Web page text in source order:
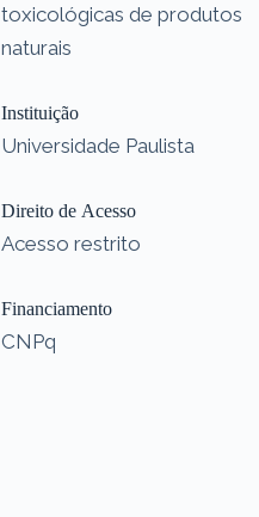
toxicológicas de produtos
naturais
Instituição
Universidade Paulista
Direito de Acesso
Acesso restrito
Financiamento
CNPq